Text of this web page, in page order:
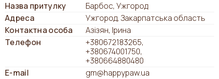
Назва притулку
Барбос, Ужгород
Адреса
Ужгород, Закарпатська область
Контактна особа
Азізян, Ірина
Телефон
+380672183265
+380674001750
+380664880480
E-mail
gm@happypaw.ua